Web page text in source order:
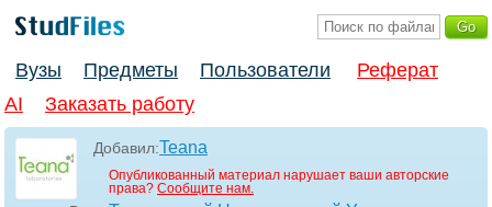
Вузы Предметы Пользователи
Реферат
AI
Заказать работу
Добавил:Teana
Опубликованный материал нарушает ваши авторские
права? Сообщите нам.